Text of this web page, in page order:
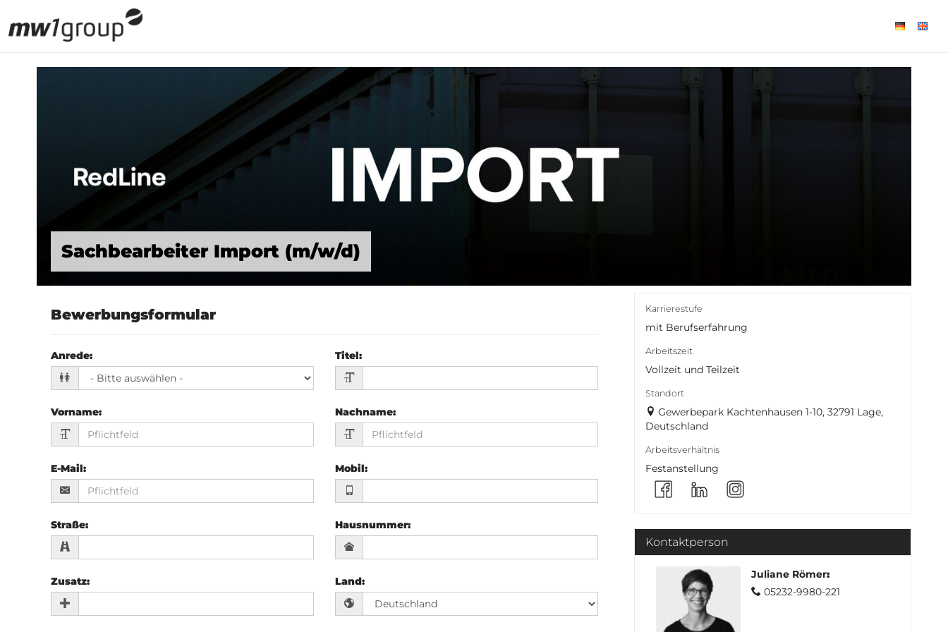
Sachbearbeiter Import (m/w/d)
Bewerbungsformular
Anrede: Titel:
Vorname: Nachname:
E-Mail: Mobil:
Straße: Hausnummer:
Zusatz: Land:
Karrierestufe
mit Berufserfahrung
Arbeitszeit
Vollzeit und Teilzeit
Standort
Gewerbepark Kachtenhausen 1-10, 32791 Lage,
Deutschland
Arbeitsverhältnis
Festanstellung
Kontaktperson
Juliane Römer:
05232-9980-221